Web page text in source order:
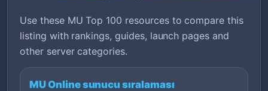
Use these MU Top 100 resources to compare this
listing with rankings, guides, launch pages and
other server categories.
MU Online sunucu sıralaması